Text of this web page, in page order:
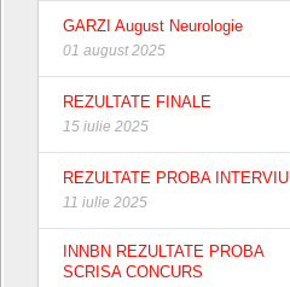
GARZI August Neurologie
01 august 2025
REZULTATE FINALE
15 iulie 2025
REZULTATE PROBA INTERVIU
11 iulie 2025
INNBN REZULTATE PROBA
SCRISA CONCURS